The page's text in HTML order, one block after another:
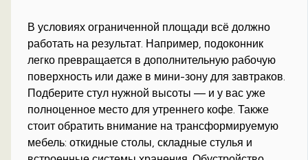
В условиях ограниченной площади всё должно
работать на результат. Например, подоконник
легко превращается в дополнительную рабочую
поверхность или даже в мини-зону для завтраков.
Подберите стул нужной высоты — и у вас уже
полноценное место для утреннего кофе. Также
стоит обратить внимание на трансформируемую
мебель: откидные столы, складные стулья и